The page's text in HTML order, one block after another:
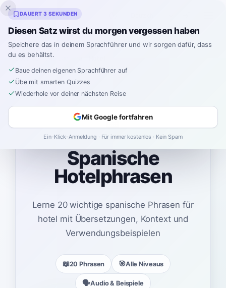
Inklingo
Spanisch›Wie sagt man
🏨
Spanische
Hotelphrasen
Lerne 20 wichtige spanische Phrasen für
hotel mit Übersetzungen, Kontext und
Verwendungsbeispielen
📖20 Phrasen 🎯Alle Niveaus
🗣️Audio & Beispiele
DAUERT 3 SEKUNDEN
Diesen Satz wirst du morgen vergessen haben
Speichere das in deinem Sprachführer und wir sorgen dafür, dass
du es behältst.
Baue deinen eigenen Sprachführer auf
Übe mit smarten Quizzes
Wiederhole vor deiner nächsten Reise
Mit Google fortfahren
Ein-Klick-Anmeldung · Für immer kostenlos · Kein Spam